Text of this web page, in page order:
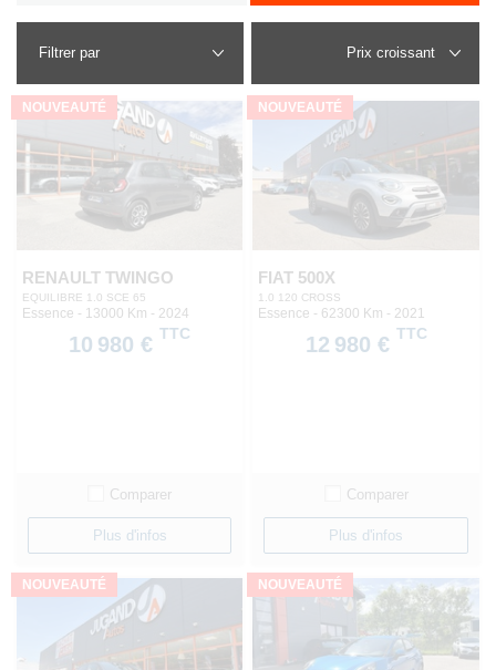
Filtrer par
NOUVEAUTÉ
RENAULT TWINGO
EQUILIBRE 1.0 SCE 65
Essence - 13000 Km - 2024
10 980 € TTC
Comparer
Plus d'infos
NOUVEAUTÉ
FIAT 500X
1.0 120 CROSS
Essence - 62300 Km - 2021
12 980 € TTC
Comparer
Plus d'infos
NOUVEAUTÉ NOUVEAUTÉ